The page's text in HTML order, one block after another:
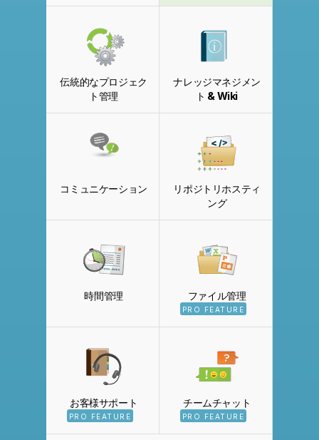
私たちについて
伝統的なプロジェク
ト管理
ナレッジマネジメン
ト & Wiki
コミュニケーション
リポジトリホスティ
ング
時間管理 ファイル管理
PRO FEATURE
お客様サポート
PRO FEATURE
チームチャット
PRO FEATURE